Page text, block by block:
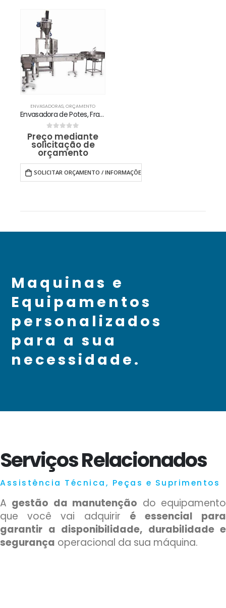
ENVASADORAS,ORÇAMENTO
Envasadora de Potes, Frascos, Vidros e Similares com Esteira Posicionadora e Pátio de Espera CEAF-RA
0out of 5
Preço mediante
solicitação de
orçamento
SOLICITAR ORÇAMENTO / INFORMAÇÕES
Maquinas e
Equipamentos
personalizados
para a sua
necessidade.
Serviços Relacionados
Assistência Técnica, Peças e Suprimentos
A gestão da manutenção do equipamento
que você vai adquirir é essencial para
garantir a disponibilidade, durabilidade e
segurança operacional da sua máquina.